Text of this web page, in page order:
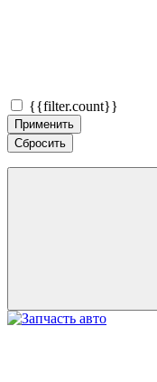
{{filter.count}}
Применить
Сбросить